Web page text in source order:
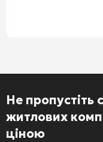
Не пропустіть
житлових
ціною